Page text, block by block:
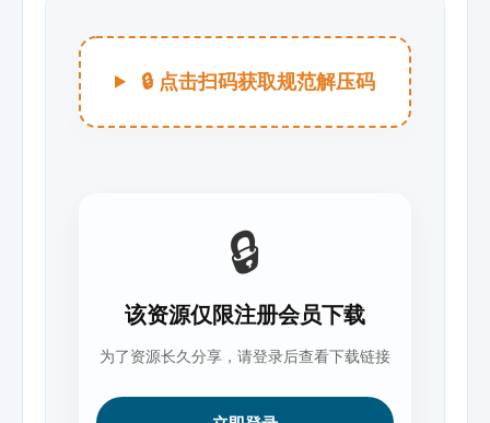
🔒 点击扫码获取规范解压码
🔒
该资源仅限注册会员下载
为了资源长久分享，请登录后查看下载链接